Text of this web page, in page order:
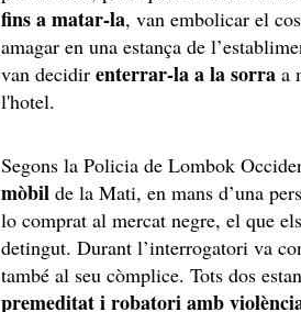
fins a matar-la, van embolicar el
amagar en una estança de
van decidirenterrar-la a la sorraa
l'hotel.
Segons la Policia de Lombok
mòbil de la Mati, en mans d’una
lo comprat al mercat negre, el que
detingut. Durant l’interrogatori va
també al seu còmplice. Tots dos
premeditat i robatori amb